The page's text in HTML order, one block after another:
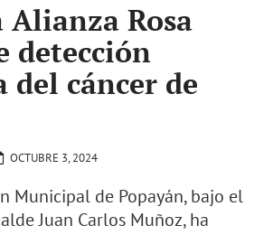
Alianza Rosa
detección
del cáncer de
OCTUBRE 3, 2024
Municipal de Popayán, bajo el
Juan Carlos Muñoz, ha